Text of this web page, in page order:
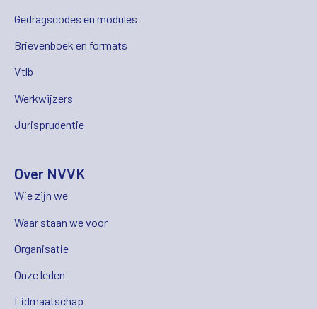
Gedragscodes en modules
Brievenboek en formats
Vtlb
Werkwijzers
Jurisprudentie
Over NVVK
Wie zijn we
Waar staan we voor
Organisatie
Onze leden
Lidmaatschap